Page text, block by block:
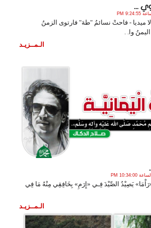
...
ميديا - فاحتْ نسائمُ "طهَ" فارتوى الزمنُ
وا. .
الـمــزيـد
يَصِيْدُ الصِّيْدَ فِـي «إِرَمِ» بِخَافِقِي مِنْهُ مَا فِي
الـمــزيـد